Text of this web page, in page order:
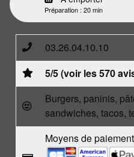
Préparation : 20 min
03.26.04.10.10
5/5 (voir les 570
Burgers, paninis,
sandwiches, tacos,
Moyens de